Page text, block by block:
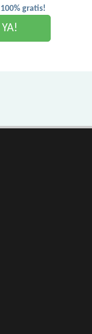
gratis!